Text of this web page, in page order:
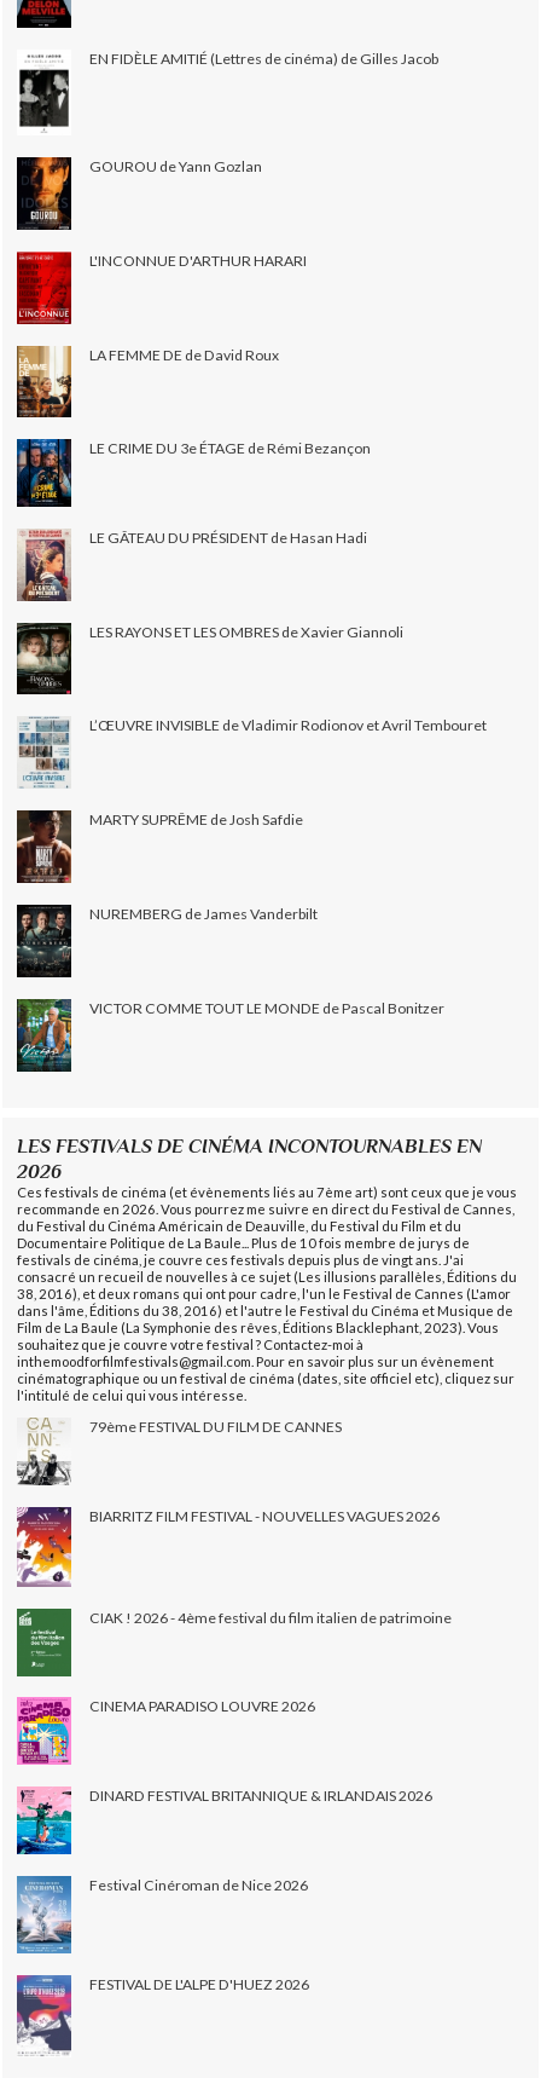
EN FIDÈLE AMITIÉ (Lettres de cinéma) de Gilles Jacob
GOUROU de Yann Gozlan
L'INCONNUE D'ARTHUR HARARI
LA FEMME DE de David Roux
LE CRIME DU 3e ÉTAGE de Rémi Bezançon
LE GÂTEAU DU PRÉSIDENT de Hasan Hadi
LES RAYONS ET LES OMBRES de Xavier Giannoli
L’ŒUVRE INVISIBLE de Vladimir Rodionov et Avril Tembouret
MARTY SUPRÊME de Josh Safdie
NUREMBERG de James Vanderbilt
VICTOR COMME TOUT LE MONDE de Pascal Bonitzer
LES FESTIVALS DE CINÉMA INCONTOURNABLES EN
2026
Ces festivals de cinéma (et évènements liés au 7ème art) sont ceux que je vous
recommande en 2026. Vous pourrez me suivre en direct du Festival de Cannes,
du Festival du Cinéma Américain de Deauville, du Festival du Film et du
Documentaire Politique de La Baule... Plus de 10 fois membre de jurys de
festivals de cinéma, je couvre ces festivals depuis plus de vingt ans. J'ai
consacré un recueil de nouvelles à ce sujet (Les illusions parallèles, Éditions du
38, 2016), et deux romans qui ont pour cadre, l'un le Festival de Cannes (L'amor
dans l'âme, Éditions du 38, 2016) et l'autre le Festival du Cinéma et Musique de
Film de La Baule (La Symphonie des rêves, Éditions Blacklephant, 2023). Vous
souhaitez que je couvre votre festival ? Contactez-moi à
inthemoodforfilmfestivals@gmail.com. Pour en savoir plus sur un évènement
cinématographique ou un festival de cinéma (dates, site officiel etc), cliquez sur
l'intitulé de celui qui vous intéresse.
79ème FESTIVAL DU FILM DE CANNES
BIARRITZ FILM FESTIVAL - NOUVELLES VAGUES 2026
CIAK ! 2026 - 4ème festival du film italien de patrimoine
CINEMA PARADISO LOUVRE 2026
DINARD FESTIVAL BRITANNIQUE & IRLANDAIS 2026
Festival Cinéroman de Nice 2026
FESTIVAL DE L'ALPE D'HUEZ 2026